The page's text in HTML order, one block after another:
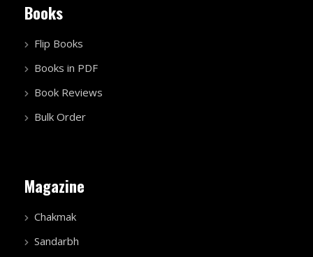
Books
Flip Books
Books in PDF
Book Reviews
Bulk Order
Magazine
Chakmak
Sandarbh